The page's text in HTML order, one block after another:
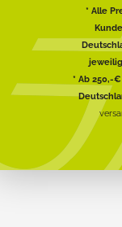
* Alle
* Ab 250,-